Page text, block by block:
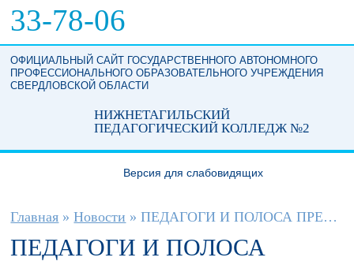
33-78-06
ОФИЦИАЛЬНЫЙ САЙТ ГОСУДАРСТВЕННОГО АВТОНОМНОГО
ПРОФЕССИОНАЛЬНОГО ОБРАЗОВАТЕЛЬНОГО УЧРЕЖДЕНИЯ
СВЕРДЛОВСКОЙ ОБЛАСТИ
НИЖНЕТАГИЛЬСКИЙ
ПЕДАГОГИЧЕСКИЙ КОЛЛЕДЖ №2
Версия для слабовидящих
Вы здесь
Главная » Новости » ПЕДАГОГИ И ПОЛОСА ПРЕПЯТСТВИЙ
ПЕДАГОГИ И ПОЛОСА